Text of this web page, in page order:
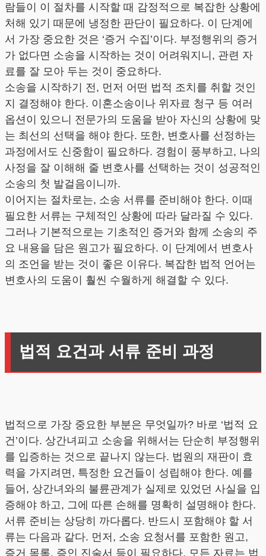
람들이 이 절차를 시작할 때 감정적으로 복잡한 상황에
처해 있기 때문에 냉정한 판단이 필요하다. 이 단계에
서 가장 중요한 것은 ‘증거 수집’이다. 부정행위의 증거
가 없다면 소송을 시작하는 것이 어려워지니, 관련 자
료를 잘 모아 두는 것이 중요하다.
소송을 시작하기 전, 먼저 어떤 법적 조치를 취할 것인
지 결정해야 한다. 이혼소송이나 위자료 청구 등 여러
옵션이 있으니 전문가의 도움을 받아 자신의 상황에 맞
는 최선의 선택을 해야 한다. 또한, 변호사를 선정하는
과정에서도 신중함이 필요하다. 경험이 풍부하고, 나의
사정을 잘 이해해 줄 변호사를 선택하는 것이 성공적인
소송의 첫 발걸음이니까.
이어지는 절차로는, 소송 서류를 준비해야 한다. 이때
필요한 서류는 구체적인 상황에 따라 달라질 수 있다.
그러나 기본적으로는 기초적인 증거와 함께 소송의 주
요 내용을 담은 원고가 필요하다. 이 단계에서 변호사
의 조언을 받는 것이 좋은 이유다. 복잡한 법적 언어는
변호사의 도움이 훨씬 수월하게 해결할 수 있다.
법적 요건과 서류 준비 과정
법적으로 가장 중요한 부분은 무엇일까? 바로 ‘법적 요
건’이다. 상간녀피고 소송을 위해서는 단순히 부정행위
를 입증하는 것으로 끝나지 않는다. 법원의 재판이 효
력을 가지려면, 특정한 요건들이 성립해야 한다. 예를
들어, 상간녀와의 불륜관계가 실제로 있었던 사실을 입
증해야 하고, 그에 따른 손해를 명확히 설명해야 한다.
서류 준비는 상당히 까다롭다. 반드시 포함해야 할 서
류는 다음과 같다. 먼저, 소송 요청서를 포함한 원고,
증거 목록, 증인 진술서 등이 필요하다. 모든 자료는 법